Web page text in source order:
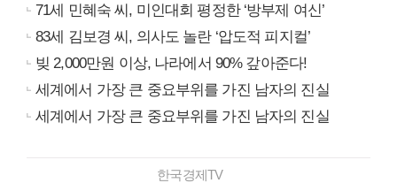
71세 민혜숙 씨, 미인대회 평정한 ‘방부제 여신’
83세 김보경 씨, 의사도 놀란 ‘압도적 피지컬’
빚 2,000만원 이상, 나라에서 90% 갚아준다!
세계에서 가장 큰 중요부위를 가진 남자의 진실
세계에서 가장 큰 중요부위를 가진 남자의 진실
한국경제TV